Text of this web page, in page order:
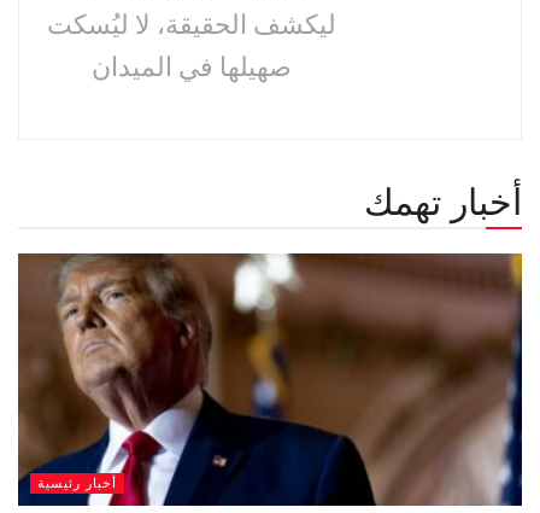
ليكشف الحقيقة، لا ليُسكت
صهيلها في الميدان
أخبار تهمك
أخبار رئيسية